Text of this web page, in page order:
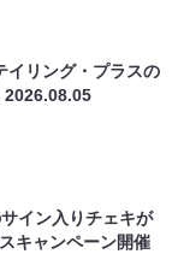
イリング・プラスの
2026.08.05
イン入りチェキが
キャンペーン開催